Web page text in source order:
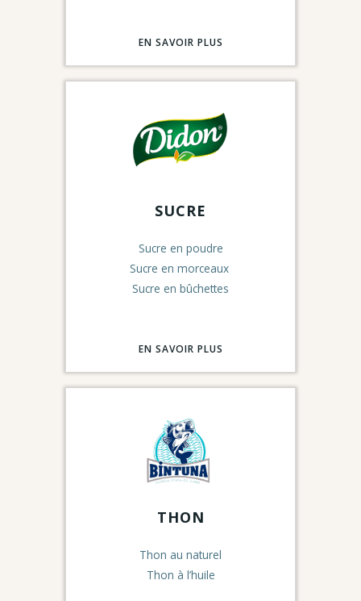
EN SAVOIR PLUS
SUCRE
Sucre en poudre
Sucre en morceaux
Sucre en bûchettes
EN SAVOIR PLUS
THON
Thon au naturel
Thon à l’huile